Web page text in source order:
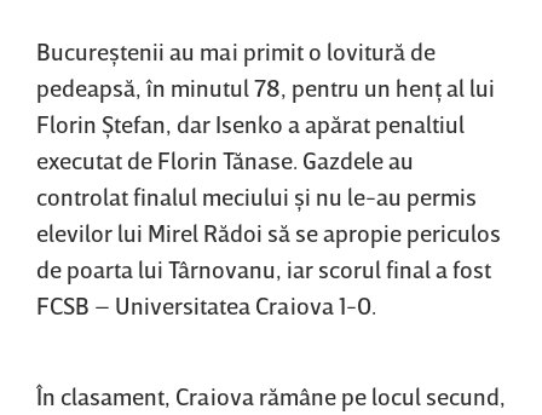
Bucureştenii au mai primit o lovitură de
pedeapsă, în minutul 78, pentru un henţ al lui
Florin Ştefan, dar Isenko a apărat penaltiul
executat de Florin Tănase. Gazdele au
controlat finalul meciului şi nu le-au permis
elevilor lui Mirel Rădoi să se apropie periculos
de poarta lui Târnovanu, iar scorul final a fost
FCSB – Universitatea Craiova 1-0.
În clasament, Craiova rămâne pe locul secund,